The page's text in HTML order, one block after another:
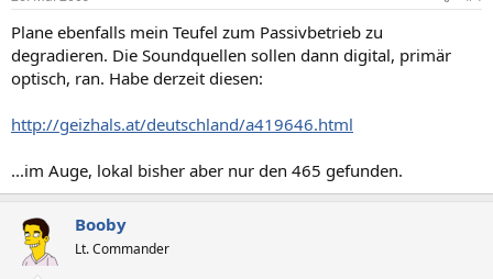
Plane ebenfalls mein Teufel zum Passivbetrieb zu
degradieren. Die Soundquellen sollen dann digital, primär
optisch, ran. Habe derzeit diesen:
http://geizhals.at/deutschland/a419646.html
...im Auge, lokal bisher aber nur den 465 gefunden.
Booby
Lt. Commander